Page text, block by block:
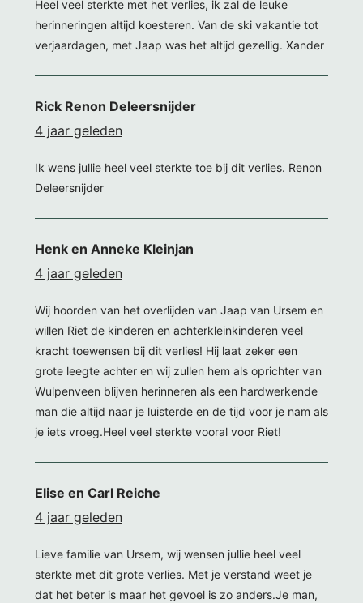
Heel veel sterkte met het verlies, ik zal de leuke
herinneringen altijd koesteren. Van de ski vakantie tot
verjaardagen, met Jaap was het altijd gezellig. Xander
Rick Renon Deleersnijder
4 jaar geleden
Ik wens jullie heel veel sterkte toe bij dit verlies. Renon
Deleersnijder
Henk en Anneke Kleinjan
4 jaar geleden
Wij hoorden van het overlijden van Jaap van Ursem en
willen Riet de kinderen en achterkleinkinderen veel
kracht toewensen bij dit verlies! Hij laat zeker een
grote leegte achter en wij zullen hem als oprichter van
Wulpenveen blijven herinneren als een hardwerkende
man die altijd naar je luisterde en de tijd voor je nam als
je iets vroeg.Heel veel sterkte vooral voor Riet!
Elise en Carl Reiche
4 jaar geleden
Lieve familie van Ursem, wij wensen jullie heel veel
sterkte met dit grote verlies. Met je verstand weet je
dat het beter is maar het gevoel is zo anders.Je man,